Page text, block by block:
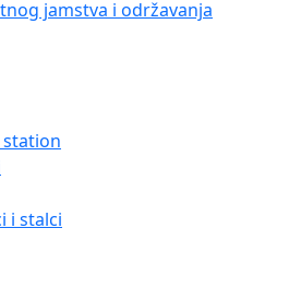
jamstva i održavanja
i stalci